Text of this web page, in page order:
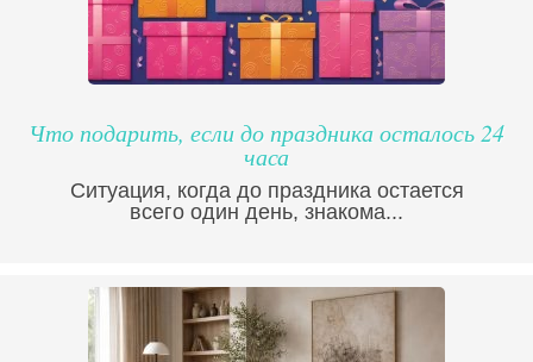
Что подарить, если до праздника осталось 24
часа
Ситуация, когда до праздника остается
всего один день, знакома...